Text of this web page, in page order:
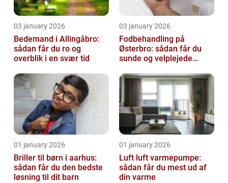
03 january 2026
Bedemand i Allingåbro:
sådan får du ro og
overblik i en svær tid
03 january 2026
Fodbehandling på
Østerbro: sådan får du
sunde og velplejede
01 january 2026
Briller til børn i aarhus:
sådan får du den bedste
løsning til dit barn
01 january 2026
Luft luft varmepumpe:
sådan får du mest ud af
din varme